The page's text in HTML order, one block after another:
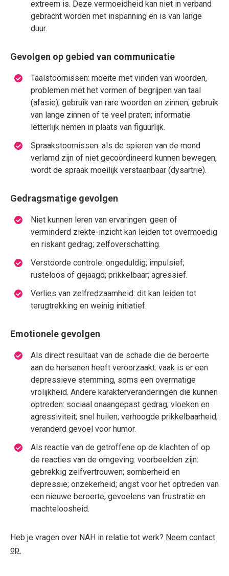
extreem is. Deze vermoeidheid kan niet in verband
gebracht worden met inspanning en is van lange
duur.
Gevolgen op gebied van communicatie
Taalstoornissen: moeite met vinden van woorden,
problemen met het vormen of begrijpen van taal
(afasie); gebruik van rare woorden en zinnen; gebruik
van lange zinnen of te veel praten; informatie
letterlijk nemen in plaats van figuurlijk.
Spraakstoornissen: als de spieren van de mond
verlamd zijn of niet gecoördineerd kunnen bewegen,
wordt de spraak moeilijk verstaanbaar (dysartrie).
Gedragsmatige gevolgen
Niet kunnen leren van ervaringen: geen of
verminderd ziekte-inzicht kan leiden tot overmoedig
en riskant gedrag; zelfoverschatting.
Verstoorde controle: ongeduldig; impulsief;
rusteloos of gejaagd; prikkelbaar; agressief.
Verlies van zelfredzaamheid: dit kan leiden tot
terugtrekking en weinig initiatief.
Emotionele gevolgen
Als direct resultaat van de schade die de beroerte
aan de hersenen heeft veroorzaakt: vaak is er een
depressieve stemming, soms een overmatige
vrolijkheid. Andere karakterveranderingen die kunnen
optreden: sociaal onaangepast gedrag; vloeken en
agressiviteit; snel huilen; verhoogde prikkelbaarheid;
veranderd gevoel voor humor.
Als reactie van de getroffene op de klachten of op
de reacties van de omgeving: voorbeelden zijn:
gebrekkig zelfvertrouwen; somberheid en
depressie; onzekerheid; angst voor het optreden van
een nieuwe beroerte; gevoelens van frustratie en
machteloosheid.
Heb je vragen over NAH in relatie tot werk? Neem contact
op.